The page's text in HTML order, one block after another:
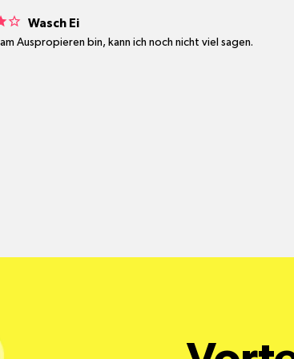
Wasch Ei
am Auspropieren bin, kann ich noch nicht viel sagen.